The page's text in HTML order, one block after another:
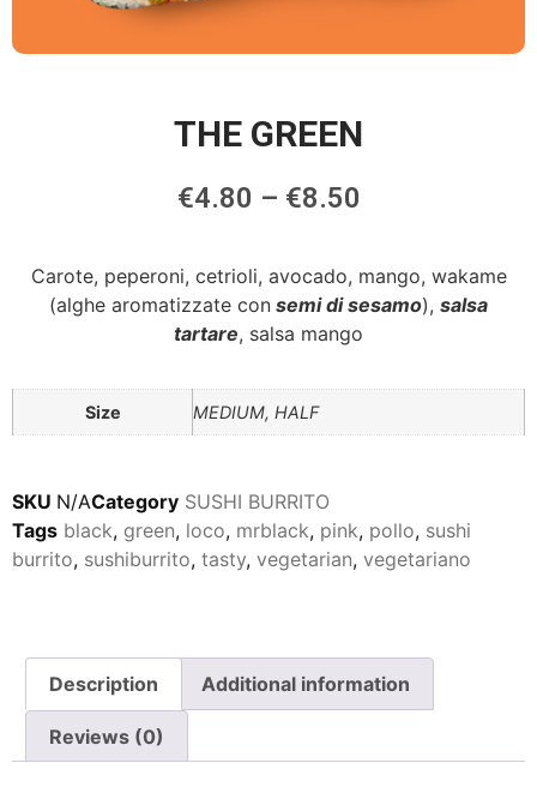
THE GREEN
€4.80 – €8.50
Carote, peperoni, cetrioli, avocado, mango, wakame
(alghe aromatizzate con semi di sesamo), salsa
tartare, salsa mango
Size MEDIUM, HALF
SKU N/ACategory SUSHI BURRITO
Tags black, green, loco, mrblack, pink, pollo, sushi
burrito, sushiburrito, tasty, vegetarian, vegetariano
Description Additional information
Reviews (0)